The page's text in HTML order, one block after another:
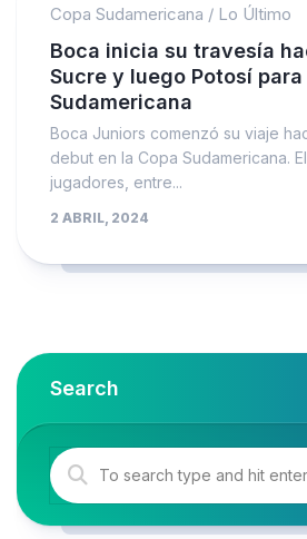
Copa Sudamericana / Lo Último
Boca inicia su travesía
Sucre y luego Potosí para
Sudamericana
Boca Juniors comenzó su viaje
debut en la Copa Sudamericana.
jugadores, entre...
2 ABRIL, 2024
Search